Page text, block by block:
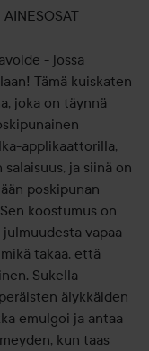
AINESOSAT
- jossa
Tämä kuiskaten
joka on täynnä
applikaattorilla,
ja siinä on
poskipunan
koostumus on
vapaa
takaa, että
Sukella
älykkäiden
emulgoi ja antaa
kun taas